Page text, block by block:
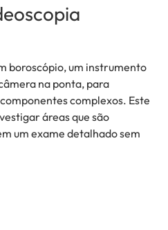
boroscópio, um instrumento
na ponta, para
complexos. Este
áreas que são
um exame detalhado sem